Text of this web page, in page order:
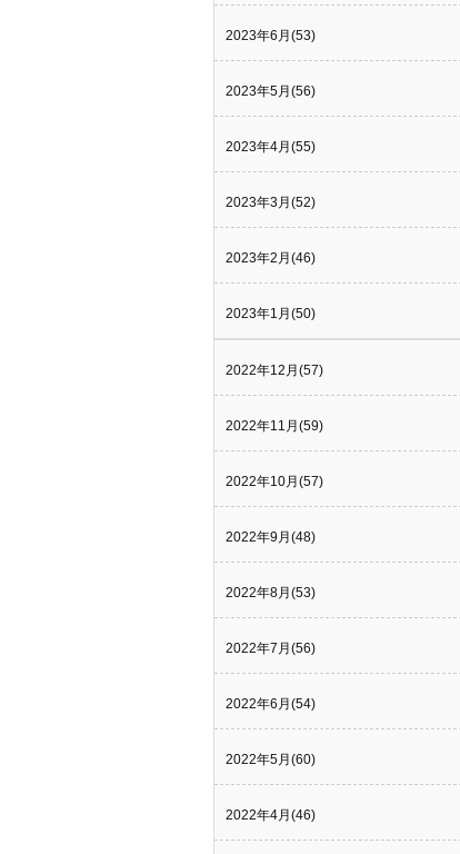
2023年6月(53)
2023年5月(56)
2023年4月(55)
2023年3月(52)
2023年2月(46)
2023年1月(50)
2022年12月(57)
2022年11月(59)
2022年10月(57)
2022年9月(48)
2022年8月(53)
2022年7月(56)
2022年6月(54)
2022年5月(60)
2022年4月(46)